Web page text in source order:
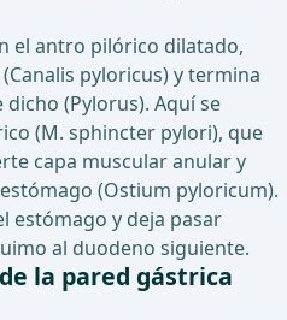
el antro pilórico dilatado,
pyloricus) y termina
(Pylorus). Aquí se
(M. sphincter pylori), que
capa muscular anular y
(Ostium pyloricum).
estómago y deja pasar
al duodeno siguiente.
la pared gástrica